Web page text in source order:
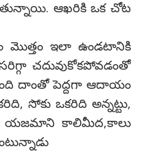
ఆఖరికి ఒక చోట
ఇలా ఉండటానికి
చదువుకోకపోవడంతో
దాంతో పెద్దగా ఆదాయం
సోకు ఒకరిది అన్నట్టు,
యజమాని కాలిమీద,కాలు